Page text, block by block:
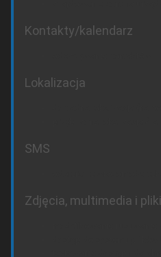
Kontakty/kalendarz
Lokalizacja
SMS
Zdjęcia, multimedia i pliki